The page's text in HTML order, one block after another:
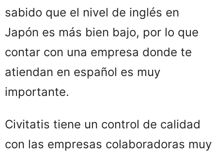
sabido que el nivel de inglés en
Japón es más bien bajo, por lo que
contar con una empresa donde te
atiendan en español es muy
importante.
Civitatis tiene un control de calidad
con las empresas colaboradoras muy